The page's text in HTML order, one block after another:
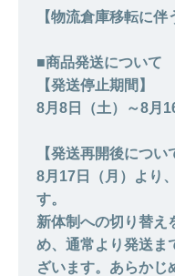
【物流倉庫移転に伴
■商品発送について
【発送停止期間】
8月8日（土）～8月
【発送再開後につい
8月17日（月）より
す。
新体制への切り替え
め、通常より発送ま
ざいます。あらかじ